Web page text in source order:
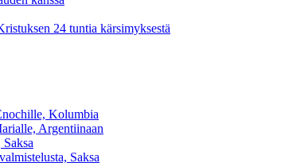
24 tuntia kärsimyksestä
Kolumbia
Argentiinaan
Saksa